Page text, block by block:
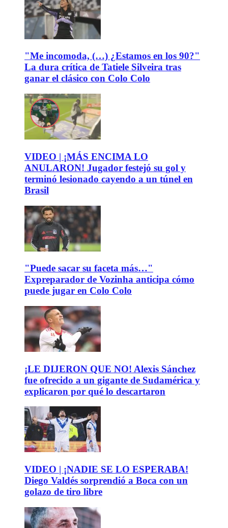
"Me incomoda, (…) ¿Estamos en los 90?"
La dura crítica de Tatiele Silveira tras
ganar el clásico con Colo Colo
VIDEO | ¡MÁS ENCIMA LO
ANULARON! Jugador festejó su gol y
terminó lesionado cayendo a un túnel en
Brasil
"Puede sacar su faceta más…"
Expreparador de Vozinha anticipa cómo
puede jugar en Colo Colo
¡LE DIJERON QUE NO! Alexis Sánchez
fue ofrecido a un gigante de Sudamérica y
explicaron por qué lo descartaron
VIDEO | ¡NADIE SE LO ESPERABA!
Diego Valdés sorprendió a Boca con un
golazo de tiro libre